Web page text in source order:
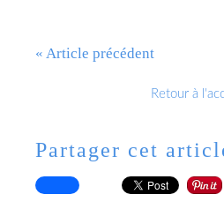
« Article précédent
Retour à
Partager cet